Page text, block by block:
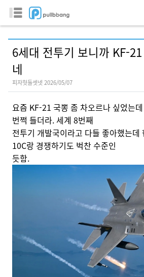
6세대 전투기 보니까 KF-
네
피자헛둘셋넷 2026/05/07
요즘 KF-21 국뽕 좀 차오르나 싶었는
번쩍 들더라. 세계 8번째
전투기 개발국이라고 다들 좋아했는
10C랑 경쟁하기도 벅찬 수준인
듯함.